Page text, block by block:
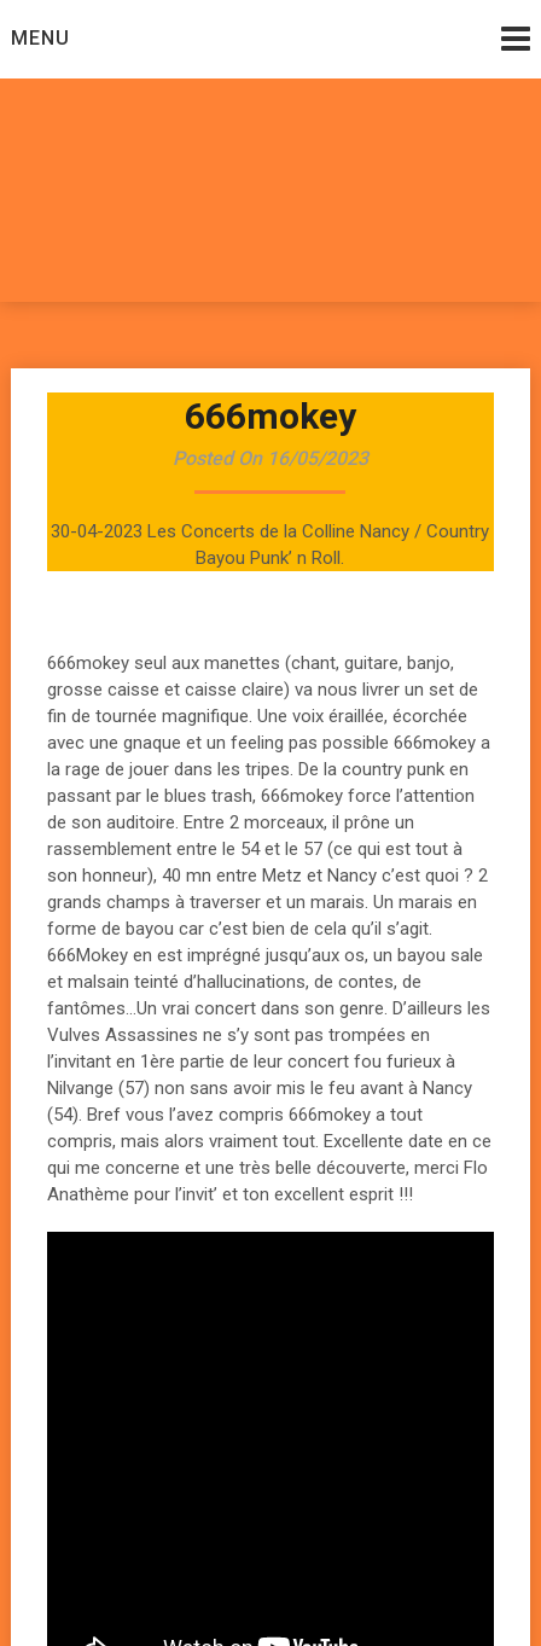
toMENU
666mokey
Posted On 16/05/2023
30-04-2023 Les Concerts de la Colline Nancy / Country
Bayou Punk’ n Roll.
666mokey seul aux manettes (chant, guitare, banjo,
grosse caisse et caisse claire) va nous livrer un set de
fin de tournée magnifique. Une voix éraillée, écorchée
avec une gnaque et un feeling pas possible 666mokey a
la rage de jouer dans les tripes. De la country punk en
passant par le blues trash, 666mokey force l’attention
de son auditoire. Entre 2 morceaux, il prône un
rassemblement entre le 54 et le 57 (ce qui est tout à
son honneur), 40 mn entre Metz et Nancy c’est quoi ? 2
grands champs à traverser et un marais. Un marais en
forme de bayou car c’est bien de cela qu’il s’agit.
666Mokey en est imprégné jusqu’aux os, un bayou sale
et malsain teinté d’hallucinations, de contes, de
fantômes…Un vrai concert dans son genre. D’ailleurs les
Vulves Assassines ne s’y sont pas trompées en
l’invitant en 1ère partie de leur concert fou furieux à
Nilvange (57) non sans avoir mis le feu avant à Nancy
(54). Bref vous l’avez compris 666mokey a tout
compris, mais alors vraiment tout. Excellente date en ce
qui me concerne et une très belle découverte, merci Flo
Anathème pour l’invit’ et ton excellent esprit !!!